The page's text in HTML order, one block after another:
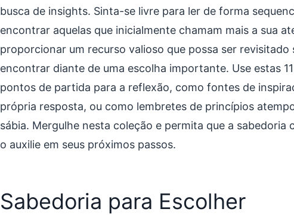
busca de insights. Sinta-se livre para ler de forma
encontrar aquelas que inicialmente chamam mais a sua
proporcionar um recurso valioso que possa ser revisitado
encontrar diante de uma escolha importante. Use estas
pontos de partida para a reflexão, como fontes de
própria resposta, ou como lembretes de princípios
sábia. Mergulhe nesta coleção e permita que a sabedoria
o auxilie em seus próximos passos.
Sabedoria para Escolher